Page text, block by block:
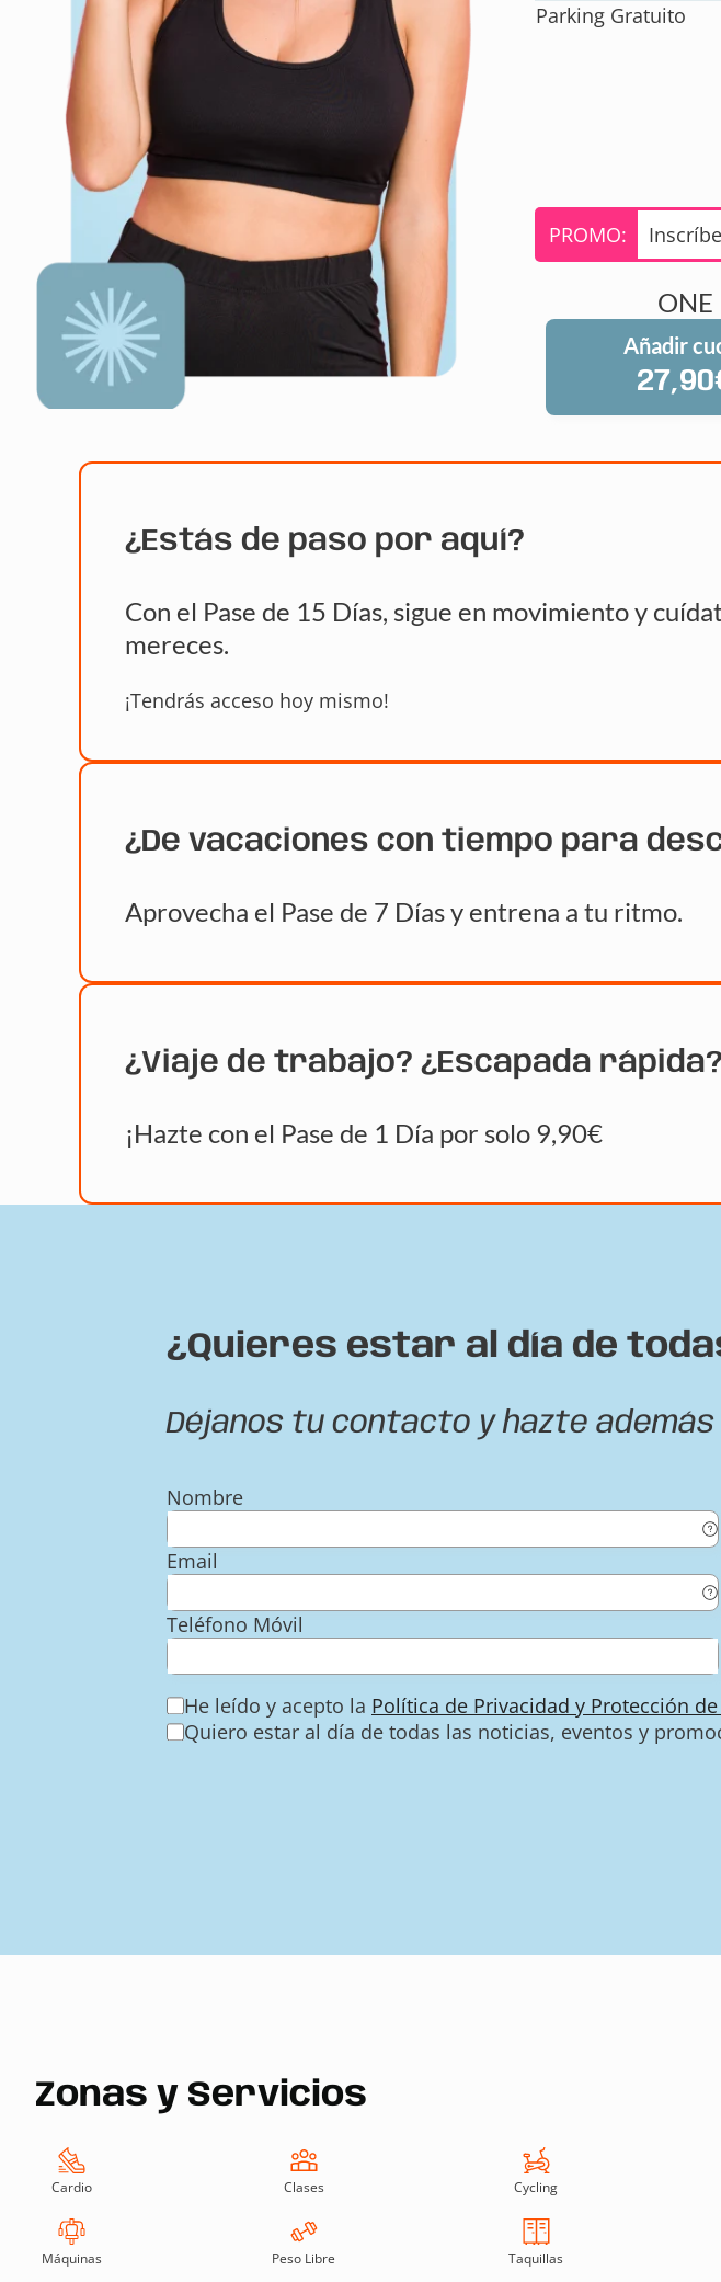
Parking Gratuito
PROMO:
ONE
Añadir
¿Estás de paso por aquí?
Con el Pase de 15 Días, sigue en movimiento y
mereces.
¡Tendrás acceso hoy mismo!
¿De vacaciones con tiempo para
Aprovecha el Pase de 7 Días y entrena a tu ritmo.
¿Viaje de trabajo? ¿Escapada rápida?
¡Hazte con el Pase de 1 Día por solo 9,90€
¿Quieres estar al día de
Déjanos tu contacto y hazte
Nombre
Email
Teléfono Móvil
He leído y acepto la Política de Privacidad y Protección de
Quiero estar al día de todas las noticias, eventos y
Zonas y Servicios
Cardio Clases Cycling
Máquinas Peso Libre Taquillas